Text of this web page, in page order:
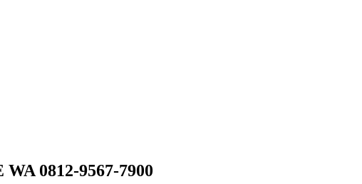
0812-9567-7900